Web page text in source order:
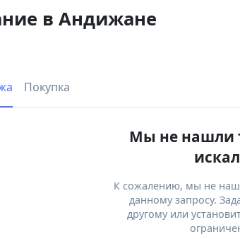
в Андижане
Покупка
Мы не нашли
К сожалению, мы не
данному запросу.
другому или